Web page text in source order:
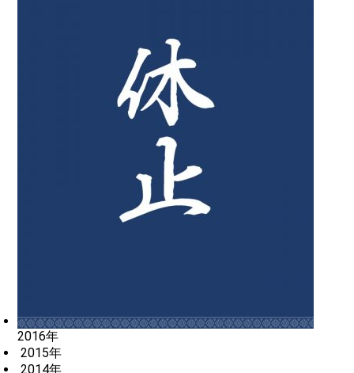
2016年
2015年
2014年